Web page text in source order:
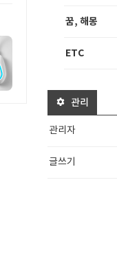
꿈, 해몽
ETC
관리
관리자
글쓰기